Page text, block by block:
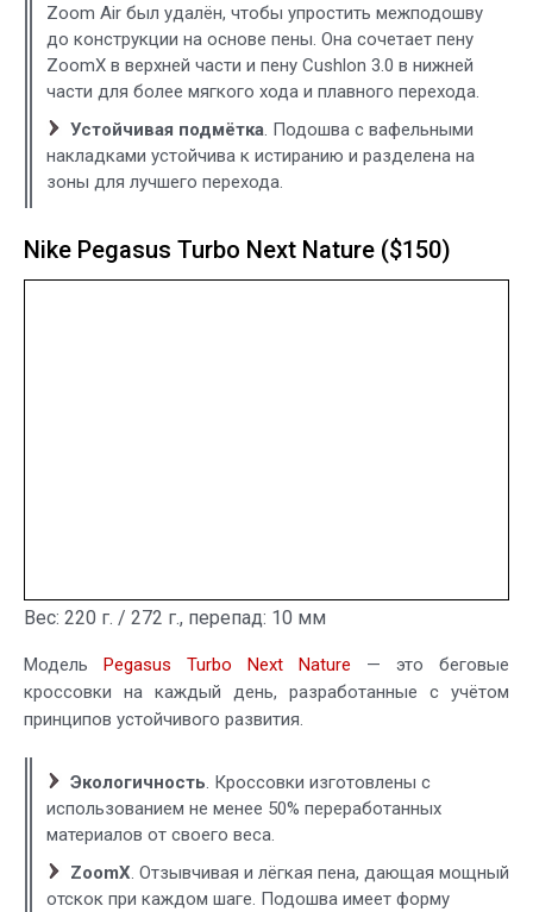
Zoom Air был удалён, чтобы упростить межподошву
до конструкции на основе пены. Она сочетает пену
ZoomX в верхней части и пену Cushlon 3.0 в нижней
части для более мягкого хода и плавного перехода.
Устойчивая подмётка. Подошва с вафельными
накладками устойчива к истиранию и разделена на
зоны для лучшего перехода.
Nike Pegasus Turbo Next Nature ($150)
Вес: 220 г. / 272 г., перепад: 10 мм
Модель Pegasus Turbo Next Nature — это беговые
кроссовки на каждый день, разработанные с учётом
принципов устойчивого развития.
Экологичность. Кроссовки изготовлены с
использованием не менее 50% переработанных
материалов от своего веса.
ZoomX. Отзывчивая и лёгкая пена, дающая мощный
отскок при каждом шаге. Подошва имеет форму